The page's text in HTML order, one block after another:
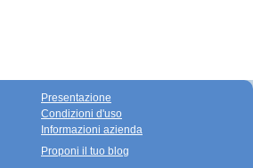
Presentazione
Condizioni d'uso
Informazioni azienda
Proponi il tuo blog